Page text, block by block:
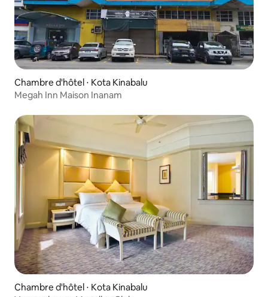
Chambre d'hôtel ⋅ Kota Kinabalu
Megah Inn Maison Inanam
Chambre d'hôtel ⋅ Kota Kinabalu